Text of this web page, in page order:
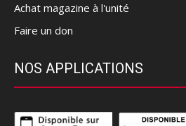
Achat magazine à l'unité
Faire un don
NOS APPLICATIONS